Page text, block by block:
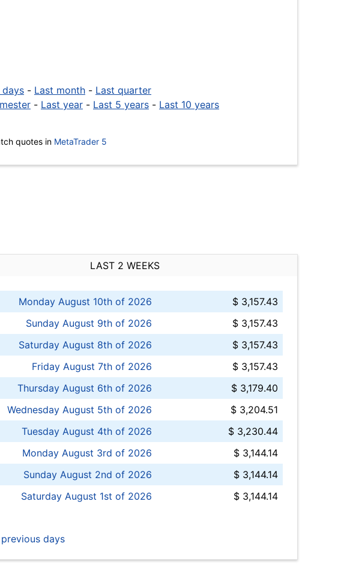
days - Last month - Last quarter
- Last year - Last 5 years - Last 10 years
quotes in MetaTrader 5
LAST 2 WEEKS
Monday August 10th of 2026
$ 3,157.43
Sunday August 9th of 2026
$ 3,157.43
Saturday August 8th of 2026
$ 3,157.43
Friday August 7th of 2026
$ 3,157.43
Thursday August 6th of 2026
$ 3,179.40
Wednesday August 5th of 2026
$ 3,204.51
Tuesday August 4th of 2026
$ 3,230.44
Monday August 3rd of 2026
$ 3,144.14
Sunday August 2nd of 2026
$ 3,144.14
Saturday August 1st of 2026
$ 3,144.14
previous days